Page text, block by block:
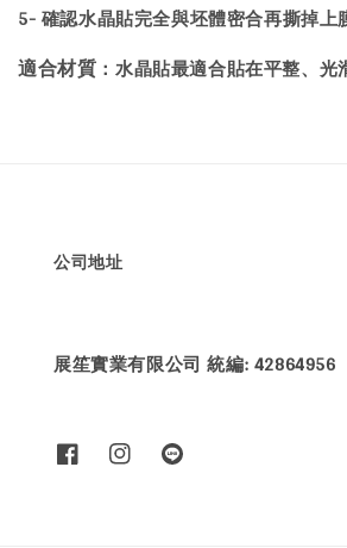
5- 確認水晶貼完全與坯體密合再撕掉上
適合材質 ：水晶貼最適合貼在平整、光
公司地址
展笙實業有限公司 統編: 42864956